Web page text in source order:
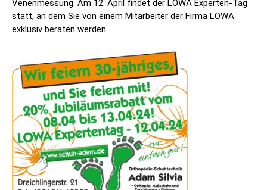
Venenmessung. Am 12. April findet der LOWA Experten-Tag
statt, an dem Sie von einem Mitarbeiter der Firma LOWA
exklusiv beraten werden.